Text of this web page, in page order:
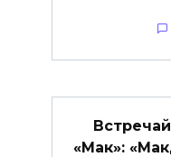
«Мак»: